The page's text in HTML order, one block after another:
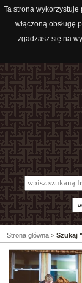
Ta strona
włączoną obsługę
zgadzasz się na
Strona główna > Szukaj